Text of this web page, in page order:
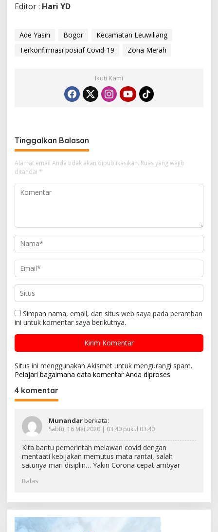
Editor : Hari YD
Ade Yasin Bogor
Kecamatan Leuwiliang
Terkonfirmasi positif Covid-19
Zona Merah
Ikuti Kami
Tinggalkan Balasan
Alamat email Anda tidak akan dipublikasikan. Ruas yang wajib
ditandai *
Simpan nama, email, dan situs web saya pada peramban
ini untuk komentar saya berikutnya.
Situs ini menggunakan Akismet untuk mengurangi spam.
Pelajari bagaimana data komentar Anda diproses
4 komentar
Munandarberkata:
Sabtu, 16 Mei 2020 | 03:40 pukul 03:40
Kita bantu pemerintah melawan covid dengan
mentaati kebijakan memutus mata rantai, salah
satunya mari disiplin… Yakin Corona cepat ambyar
Balas